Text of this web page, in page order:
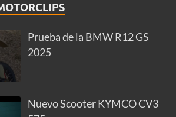
Prueba de la BMW R12 GS
2025
Nuevo Scooter KYMCO CV3